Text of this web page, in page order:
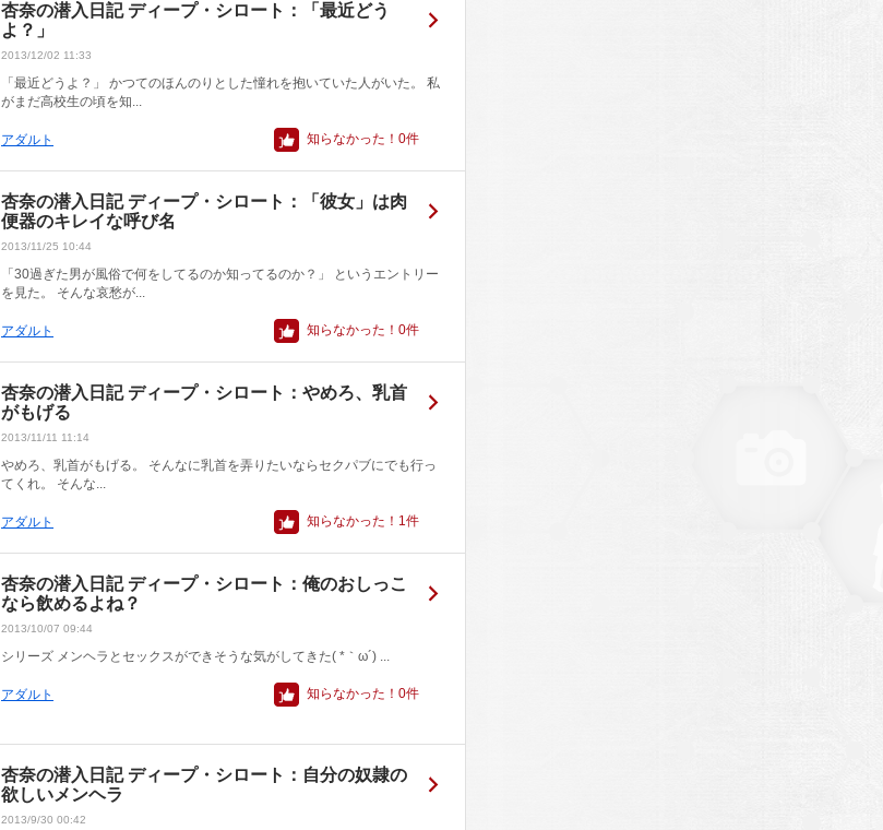
杏奈の潜入日記 ディープ・シロート：「最近どう
よ？」
2013/12/02 11:33
「最近どうよ？」 かつてのほんのりとした憧れを抱いていた人がいた。 私
がまだ高校生の頃を知...
アダルト 知らなかった！ 0件
杏奈の潜入日記 ディープ・シロート：「彼女」は肉
便器のキレイな呼び名
2013/11/25 10:44
「30過ぎた男が風俗で何をしてるのか知ってるのか？」 というエントリー
を見た。 そんな哀愁が...
アダルト 知らなかった！ 0件
杏奈の潜入日記 ディープ・シロート：やめろ、乳首
がもげる
2013/11/11 11:14
やめろ、乳首がもげる。 そんなに乳首を弄りたいならセクパブにでも行っ
てくれ。 そんな...
アダルト 知らなかった！ 1件
杏奈の潜入日記 ディープ・シロート：俺のおしっこ
なら飲めるよね？
2013/10/07 09:44
シリーズ メンヘラとセックスができそうな気がしてきた( *｀ω´) ...
アダルト 知らなかった！ 0件
杏奈の潜入日記 ディープ・シロート：自分の奴隷の
欲しいメンヘラ
2013/9/30 00:42